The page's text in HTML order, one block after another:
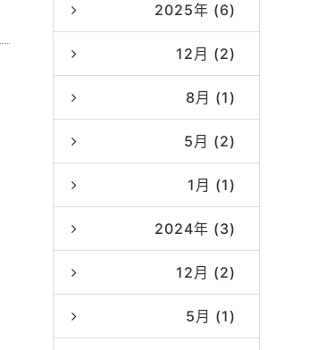
2025年 (6)
12月 (2)
8月 (1)
5月 (2)
1月 (1)
2024年 (3)
12月 (2)
5月 (1)